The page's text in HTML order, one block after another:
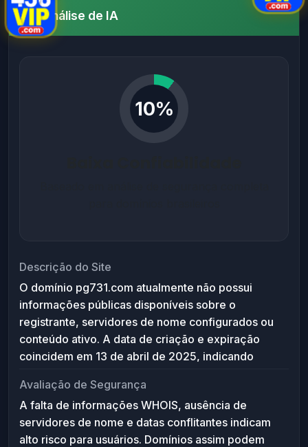
Análise de IA
10%
Descrição do Site
O domínio pg731.com atualmente não possui
informações públicas disponíveis sobre o
registrante, servidores de nome configurados ou
conteúdo ativo. A data de criação e expiração
coincidem em 13 de abril de 2025, indicando
uso definido. Sem dados adicionais, não é
possível descrever funcionalidades, serviços ou
conteúdos associados.
Avaliação de Segurança
A falta de informações WHOIS, ausência de
servidores de nome e datas conflitantes indicam
alto risco para usuários. Domínios assim podem